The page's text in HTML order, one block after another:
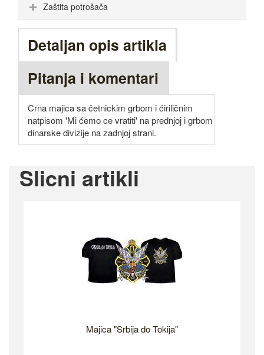
Zaštita potrošača
Detaljan opis artikla
Pitanja i komentari
Crna majica sa četnickim grbom i ćiriličnim
natpisom 'Mi ćemo ce vratiti' na prednjoj i grbom
dinarske divizije na zadnjoj strani.
Slicni artikli
Majica "Srbija do Tokija"